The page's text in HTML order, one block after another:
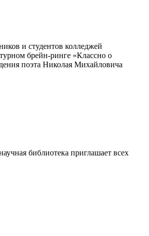
и студентов колледжей
брейн-ринге «Классно о
поэта Николая Михайловича
библиотека приглашает всех